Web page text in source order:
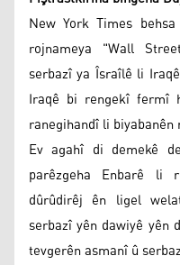
New York Times
rojnameya "Wall
serbazî ya Îsraîlê li
Iraqê bi rengekî fermî
ranegihandî li
Ev agahî di demekê
parêzgeha Enbarê li
dûrûdirêj ên ligel
serbazî yên dawiyê yên
tevgerên asmanî û